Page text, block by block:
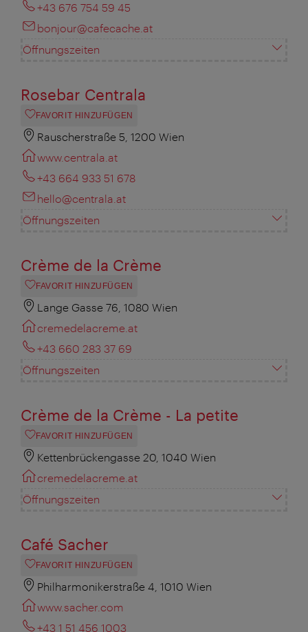
+43 676 754 59 45
bonjour@cafecache.at
Öffnungszeiten
Rosebar Centrala
FAVORIT HINZUFÜGEN
Rauscherstraße 5, 1200 Wien
www.centrala.at
+43 664 933 51 678
hello@centrala.at
Öffnungszeiten
Crème de la Crème
FAVORIT HINZUFÜGEN
Lange Gasse 76, 1080 Wien
cremedelacreme.at
+43 660 283 37 69
Öffnungszeiten
Crème de la Crème - La petite
FAVORIT HINZUFÜGEN
Kettenbrückengasse 20, 1040 Wien
cremedelacreme.at
Öffnungszeiten
Café Sacher
FAVORIT HINZUFÜGEN
Philharmonikerstraße 4, 1010 Wien
www.sacher.com
+43 1 51 456 1003